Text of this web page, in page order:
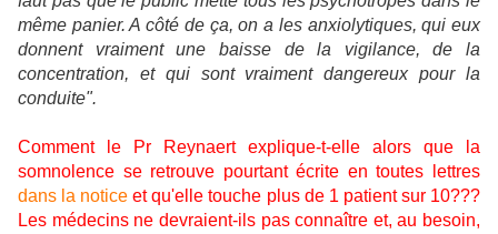
même panier. A côté de ça, on a les anxiolytiques, qui eux
donnent vraiment une baisse de la vigilance, de la
concentration, et qui sont vraiment dangereux pour la
conduite".
Comment le Pr Reynaert explique-t-elle alors que la
somnolence se retrouve pourtant écrite en toutes lettres
dans la notice et qu'elle touche plus de 1 patient sur 10???
Les médecins ne devraient-ils pas connaître et, au besoin,